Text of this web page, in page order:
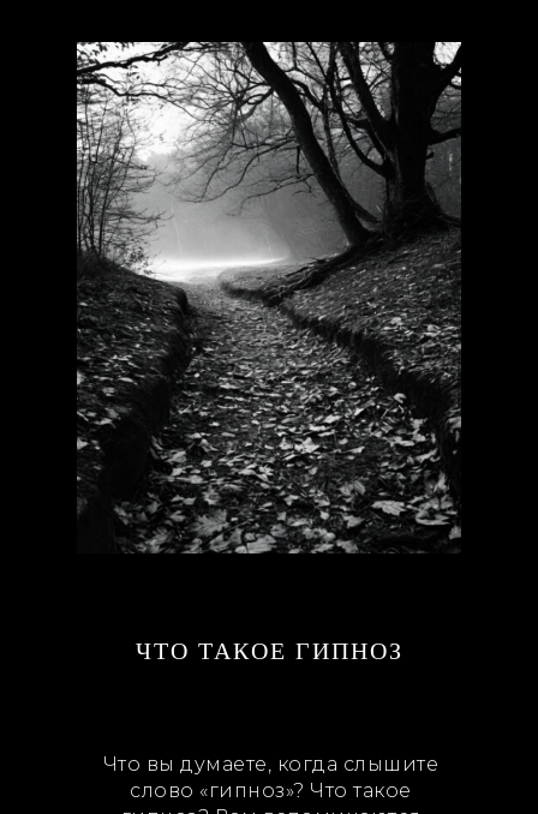
Что вы думаете, когда слышите
слово «гипноз»? Что такое
ЧТО ТАКОЕ ГИПНОЗ